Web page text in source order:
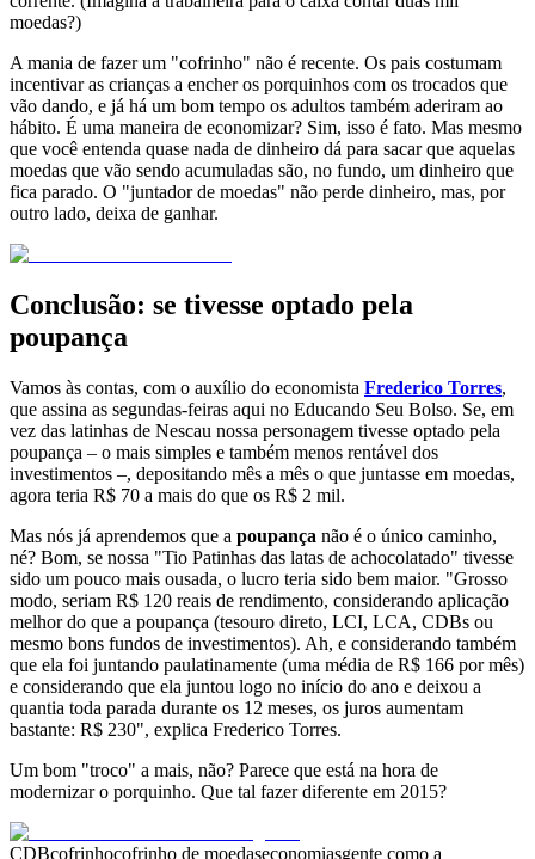
moedas?)
A mania de fazer um "cofrinho" não é recente. Os pais costumam
incentivar as crianças a encher os porquinhos com os trocados que
vão dando, e já há um bom tempo os adultos também aderiram ao
hábito. É uma maneira de economizar? Sim, isso é fato. Mas mesmo
que você entenda quase nada de dinheiro dá para sacar que aquelas
moedas que vão sendo acumuladas são, no fundo, um dinheiro que
fica parado. O "juntador de moedas" não perde dinheiro, mas, por
outro lado, deixa de ganhar.
Conclusão: se tivesse optado pela
poupança
Vamos às contas, com o auxílio do economista Frederico Torres,
que assina as segundas-feiras aqui no Educando Seu Bolso. Se, em
vez das latinhas de Nescau nossa personagem tivesse optado pela
poupança – o mais simples e também menos rentável dos
investimentos –, depositando mês a mês o que juntasse em moedas,
agora teria R$ 70 a mais do que os R$ 2 mil.
Mas nós já aprendemos que a poupança não é o único caminho,
né? Bom, se nossa "Tio Patinhas das latas de achocolatado" tivesse
sido um pouco mais ousada, o lucro teria sido bem maior. "Grosso
modo, seriam R$ 120 reais de rendimento, considerando aplicação
melhor do que a poupança (tesouro direto, LCI, LCA, CDBs ou
mesmo bons fundos de investimentos). Ah, e considerando também
que ela foi juntando paulatinamente (uma média de R$ 166 por mês)
e considerando que ela juntou logo no início do ano e deixou a
quantia toda parada durante os 12 meses, os juros aumentam
bastante: R$ 230", explica Frederico Torres.
Um bom "troco" a mais, não? Parece que está na hora de
modernizar o porquinho. Que tal fazer diferente em 2015?
CDBcofrinhocofrinho de moedaseconomiasgente como a